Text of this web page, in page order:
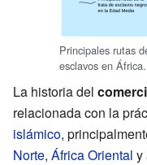
Principales rutas
esclavos en África.
La historia del
relacionada con la
islámico,
Norte, África Oriental y